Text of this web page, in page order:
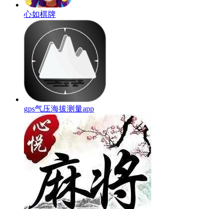
心如棋牌
gps气压海拔测量app